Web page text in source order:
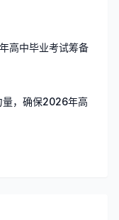
高中毕业考试筹备
量，确保2026年高